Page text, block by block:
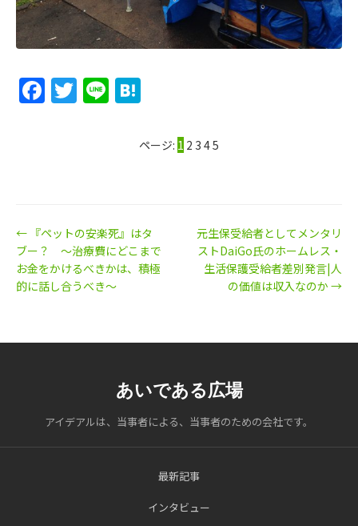
Facebook
Twitter
Line
ページ: 1 2 3 45
← 『ペットの安楽死』はタ
ブー？ ～治療費にどこまで
お金をかけるべきかは、積極
的に話し合うべき～
元生保受給者としてメンタリ
ストDaiGo氏のホームレス・
生活保護受給者差別発言|人
の価値は収入なのか →
あいである広場
アイデアルは、当事者による、当事者のための会社です。
最新記事
インタビュー